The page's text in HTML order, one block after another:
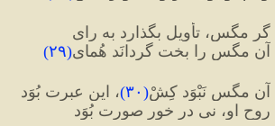
گر مگس، تأویل بگذارد به رای
آن مگس را بخت گردانَد هُمای(۲۹)
آن مگس نَبْوَد کِشْ( ۳۰)، این عبرت بُوَد
روحِ او، نی در خورِ صورت بُوَد